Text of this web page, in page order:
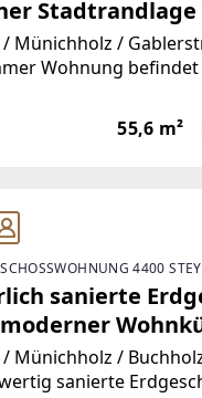
Stadtrandlage
– hell,
/ Münichholz /
Wohnung
Helle
Badezimmer55,6 m²
4400
sanierte
und
mit
/ Münichholz /
sanierte